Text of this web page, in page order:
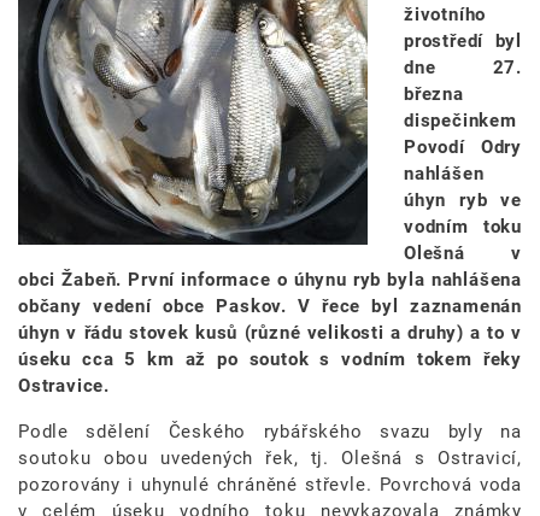
životního
prostředí byl
dne 27.
března
dispečinkem
Povodí Odry
nahlášen
úhyn ryb ve
vodním toku
Olešná v
obci Žabeň. První informace o úhynu ryb byla nahlášena
občany vedení obce Paskov. V řece byl zaznamenán
úhyn v řádu stovek kusů (různé velikosti a druhy) a to v
úseku cca 5 km až po soutok s vodním tokem řeky
Ostravice.
Podle sdělení Českého rybářského svazu byly na
soutoku obou uvedených řek, tj. Olešná s Ostravicí,
pozorovány i uhynulé chráněné střevle. Povrchová voda
v celém úseku vodního toku nevykazovala známky